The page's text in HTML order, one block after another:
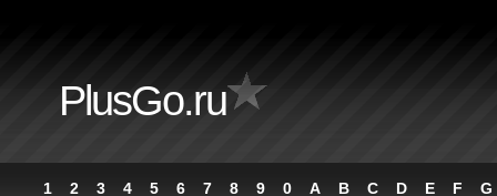
PlusGo.ru
1 2 3 4 5 6 7 8 9 0 A B C D E F G